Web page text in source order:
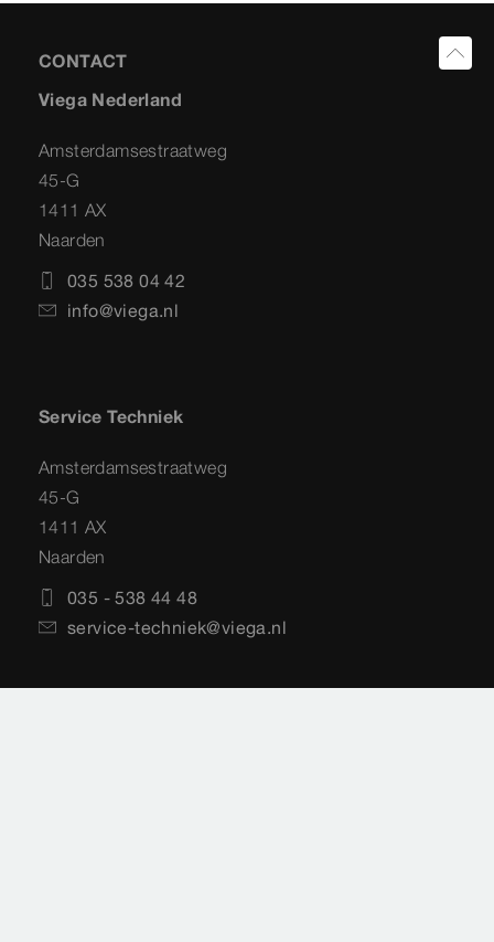
CONTACT
Viega Nederland
Amsterdamsestraatweg
45-G
1411 AX
Naarden
035 538 04 42
info@viega.nl
Service Techniek
Amsterdamsestraatweg
45-G
1411 AX
Naarden
035 - 538 44 48
service-techniek@viega.nl